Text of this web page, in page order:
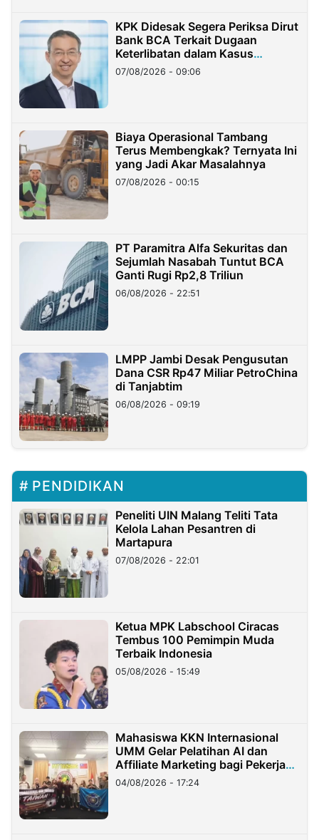
KPK Didesak Segera Periksa Dirut
Bank BCA Terkait Dugaan
Keterlibatan dalam Kasus
Hilangnya Dana Nasabah Rp2,58
Miliar
07/08/2026 - 09:06
Biaya Operasional Tambang
Terus Membengkak? Ternyata Ini
yang Jadi Akar Masalahnya
07/08/2026 - 00:15
PT Paramitra Alfa Sekuritas dan
Sejumlah Nasabah Tuntut BCA
Ganti Rugi Rp2,8 Triliun
06/08/2026 - 22:51
LMPP Jambi Desak Pengusutan
Dana CSR Rp47 Miliar PetroChina
di Tanjabtim
06/08/2026 - 09:19
PENDIDIKAN
Peneliti UIN Malang Teliti Tata
Kelola Lahan Pesantren di
Martapura
07/08/2026 - 22:01
Ketua MPK Labschool Ciracas
Tembus 100 Pemimpin Muda
Terbaik Indonesia
05/08/2026 - 15:49
Mahasiswa KKN Internasional
UMM Gelar Pelatihan AI dan
Affiliate Marketing bagi Pekerja
Migran Indonesia di Taiwan
04/08/2026 - 17:24